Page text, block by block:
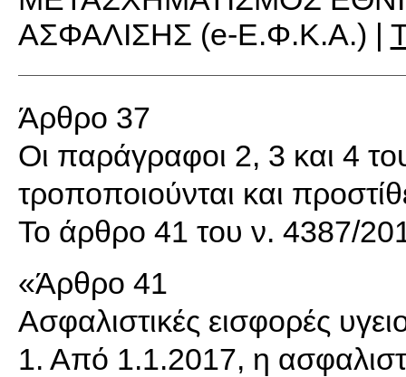
ΑΣΦΑΛΙΣΗΣ (e-Ε.Φ.Κ.Α.) |
Άρθρο 37
Οι παράγραφοι 2, 3 και 4
τροποποιούνται και
Το άρθρο 41 του ν. 4387/
«Άρθρο 41
Ασφαλιστικές εισφορές
1. Από 1.1.2017, η